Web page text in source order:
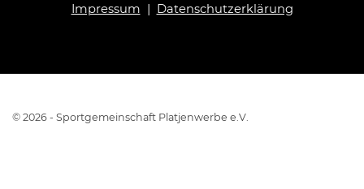
Impressum | Datenschutzerklärung
© 2026 - Sportgemeinschaft Platjenwerbe e.V.